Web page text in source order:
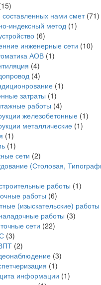
нами смет(71)
индексный метод (1)
(6)
инженерные сети (10)
АОВ (1)
(4)
(4)
(1)
затраты (1)
работы (4)
железобетонные (1)
металлические (1)
(1)
(1)
сети (2)
(Столовая,
работы (1)
работы (6)
(изыскательские)
работы (3)
сети (22)
(3)
(2)
(3)
(1)
информации (1)